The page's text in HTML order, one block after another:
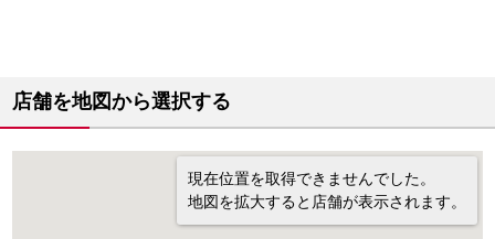
店舗を地図から選択する
現在位置を取得できませんでした。
地図を拡大すると店舗が表示されます。